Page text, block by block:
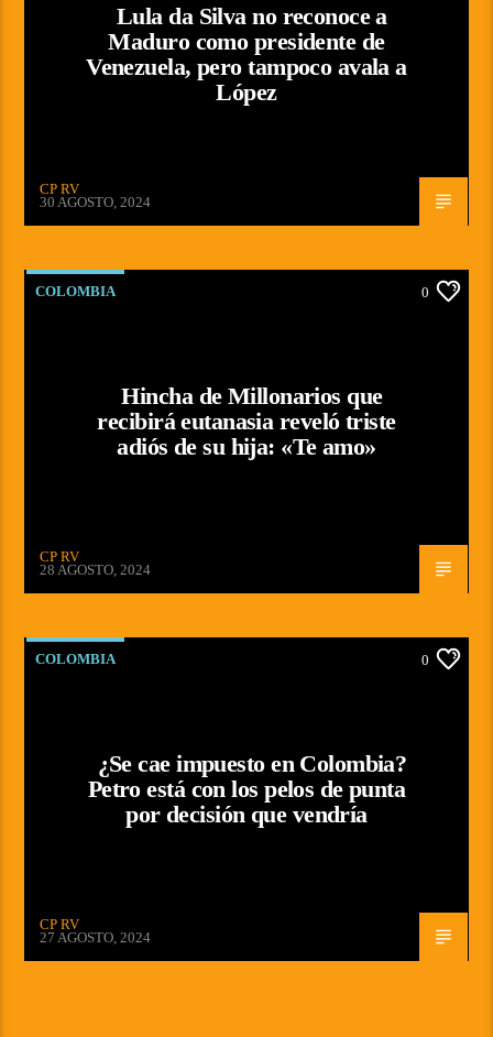
Lula da Silva no reconoce a
Maduro como presidente de
Venezuela, pero tampoco avala a
López
CP RV
30 AGOSTO, 2024
COLOMBIA 0
Hincha de Millonarios que
recibirá eutanasia reveló triste
adiós de su hija: «Te amo»
CP RV
28 AGOSTO, 2024
COLOMBIA 0
¿Se cae impuesto en Colombia?
Petro está con los pelos de punta
por decisión que vendría
CP RV
27 AGOSTO, 2024